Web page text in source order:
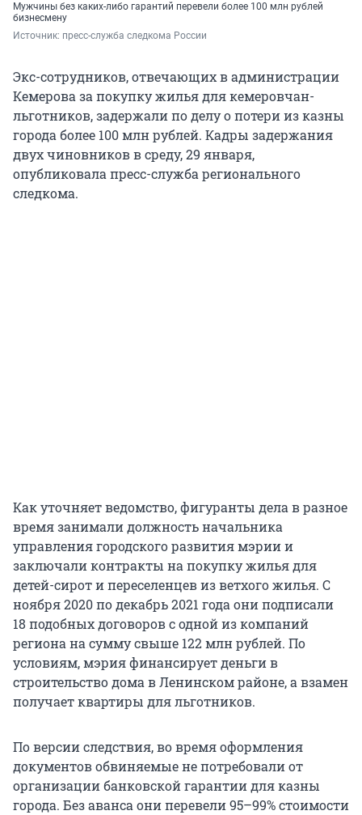
Мужчины без каких-либо гарантий перевели более 100 млн рублей
бизнесмену
Источник: пресс-служба следкома России
Экс-сотрудников, отвечающих в администрации
Кемерова за покупку жилья для кемеровчан-
льготников, задержали по делу о потери из казны
города более 100 млн рублей. Кадры задержания
двух чиновников в среду, 29 января,
опубликовала пресс-служба регионального
следкома.
Как уточняет ведомство, фигуранты дела в разное
время занимали должность начальника
управления городского развития мэрии и
заключали контракты на покупку жилья для
детей-сирот и переселенцев из ветхого жилья. С
ноября 2020 по декабрь 2021 года они подписали
18 подобных договоров с одной из компаний
региона на сумму свыше 122 млн рублей. По
условиям, мэрия финансирует деньги в
строительство дома в Ленинском районе, а взамен
получает квартиры для льготников.
По версии следствия, во время оформления
документов обвиняемые не потребовали от
организации банковской гарантии для казны
города. Без аванса они перевели 95–99% стоимости